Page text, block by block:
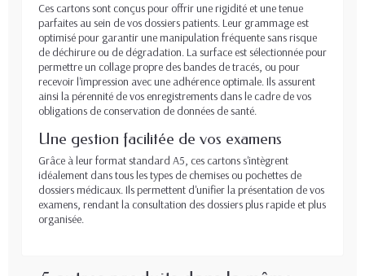
Ces cartons sont conçus pour offrir une rigidité et une tenue
parfaites au sein de vos dossiers patients. Leur grammage est
optimisé pour garantir une manipulation fréquente sans risque
de déchirure ou de dégradation. La surface est sélectionnée pour
permettre un collage propre des bandes de tracés, ou pour
recevoir l'impression avec une adhérence optimale. Ils assurent
ainsi la pérennité de vos enregistrements dans le cadre de vos
obligations de conservation de données de santé.
Une gestion facilitée de vos examens
Grâce à leur format standard A5, ces cartons s'intègrent
idéalement dans tous les types de chemises ou pochettes de
dossiers médicaux. Ils permettent d'unifier la présentation de vos
examens, rendant la consultation des dossiers plus rapide et plus
organisée.